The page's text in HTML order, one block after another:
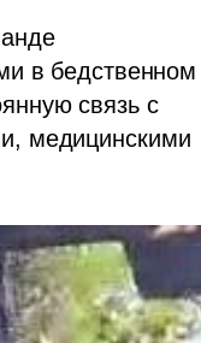
в бедственном
связь с
медицинскими